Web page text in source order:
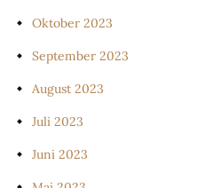
Oktober 2023
September 2023
August 2023
Juli 2023
Juni 2023